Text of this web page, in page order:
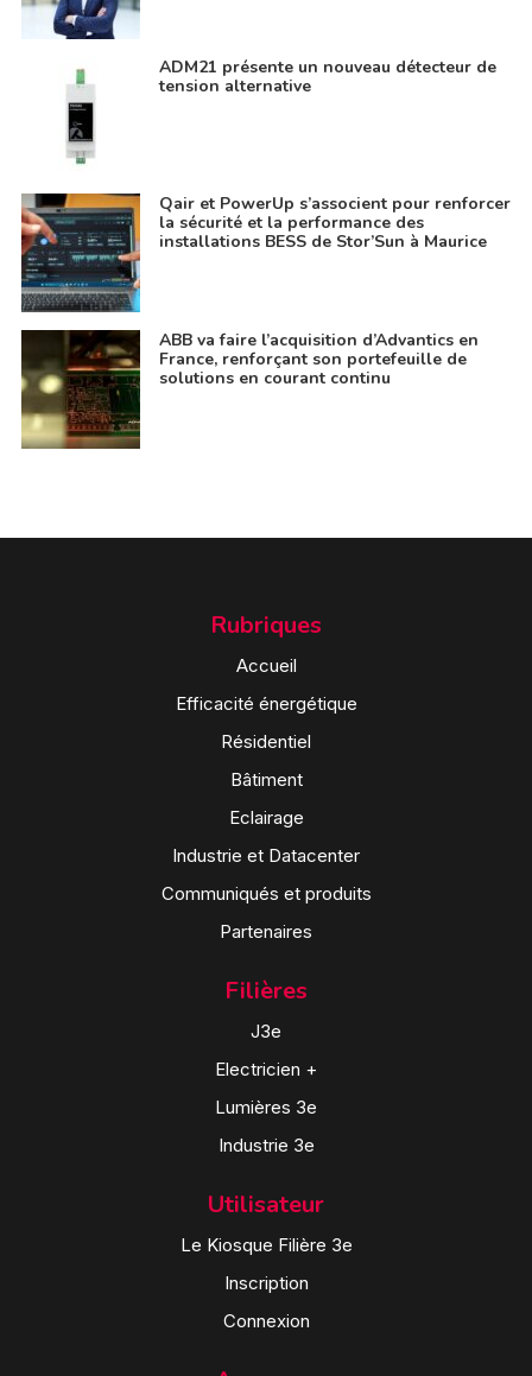
ADM21 présente un nouveau détecteur de
tension alternative
Qair et PowerUp s’associent pour renforcer
la sécurité et la performance des
installations BESS de Stor’Sun à Maurice
ABB va faire l’acquisition d’Advantics en
France, renforçant son portefeuille de
solutions en courant continu
Rubriques
Accueil
Efficacité énergétique
Résidentiel
Bâtiment
Eclairage
Industrie et Datacenter
Communiqués et produits
Partenaires
Filières
J3e
Electricien +
Lumières 3e
Industrie 3e
Utilisateur
Le Kiosque Filière 3e
Inscription
Connexion